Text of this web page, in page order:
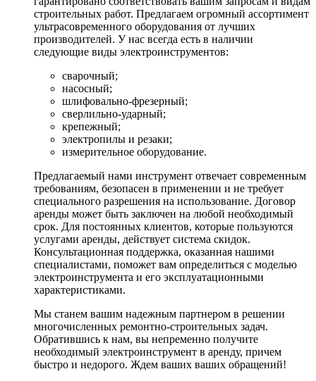
строительных работ. Предлагаем огромный ассортимент
ультрасовременного оборудования от лучших
производителей. У нас всегда есть в наличии
следующие виды электроинструментов:
сварочный;
насосный;
шлифовально-фрезерный;
сверлильно-ударный;
крепежный;
электропилы и резаки;
измерительное оборудование.
Предлагаемый нами инструмент отвечает современным
требованиям, безопасен в применении и не требует
специального разрешения на использование. Договор
аренды может быть заключен на любой необходимый
срок. Для постоянных клиентов, которые пользуются
услугами аренды, действует система скидок.
Консультационная поддержка, оказанная нашими
специалистами, поможет вам определиться с моделью
электроинструмента и его эксплуатационными
характеристиками.
Мы станем вашим надежным партнером в решении
многочисленных ремонтно-строительных задач.
Обратившись к нам, вы непременно получите
необходимый электроинструмент в аренду, причем
быстро и недорого. Ждем ваших ваших обращений!